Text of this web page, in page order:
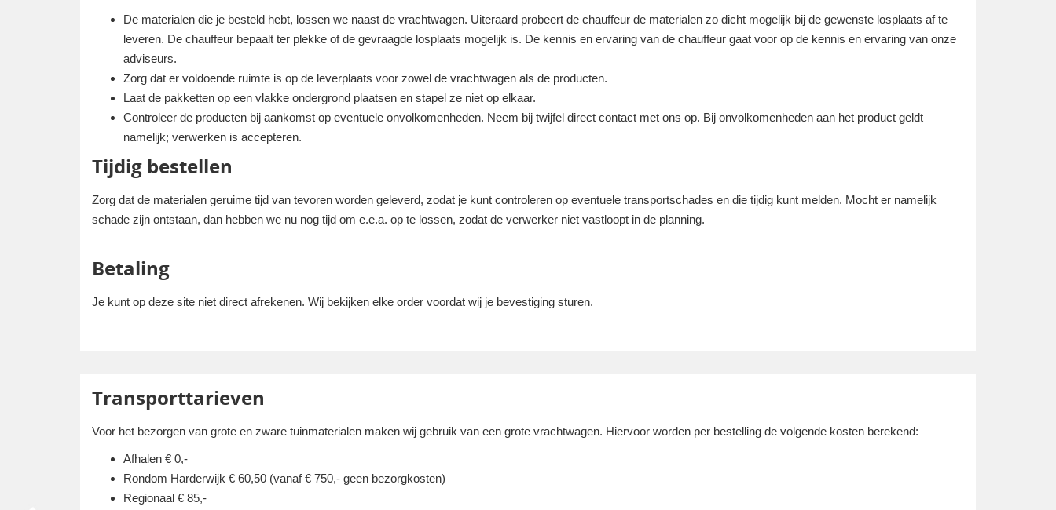
De materialen die je besteld hebt, lossen we naast de vrachtwagen. Uiteraard probeert de chauffeur de materialen zo dicht mogelijk bij de gewenste losplaats af te
leveren. De chauffeur bepaalt ter plekke of de gevraagde losplaats mogelijk is. De kennis en ervaring van de chauffeur gaat voor op de kennis en ervaring van onze
adviseurs.
Zorg dat er voldoende ruimte is op de leverplaats voor zowel de vrachtwagen als de producten.
Laat de pakketten op een vlakke ondergrond plaatsen en stapel ze niet op elkaar.
Controleer de producten bij aankomst op eventuele onvolkomenheden. Neem bij twijfel direct contact met ons op. Bij onvolkomenheden aan het product geldt
namelijk; verwerken is accepteren.
Tijdig bestellen
Zorg dat de materialen geruime tijd van tevoren worden geleverd, zodat je kunt controleren op eventuele transportschades en die tijdig kunt melden. Mocht er namelijk
schade zijn ontstaan, dan hebben we nu nog tijd om e.e.a. op te lossen, zodat de verwerker niet vastloopt in de planning.
Betaling
Je kunt op deze site niet direct afrekenen. Wij bekijken elke order voordat wij je bevestiging sturen.
Transporttarieven
Voor het bezorgen van grote en zware tuinmaterialen maken wij gebruik van een grote vrachtwagen. Hiervoor worden per bestelling de volgende kosten berekend:
Afhalen € 0,-
Rondom Harderwijk € 60,50 (vanaf € 750,- geen bezorgkosten)
Regionaal € 85,-